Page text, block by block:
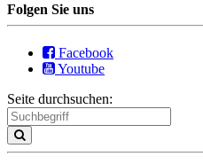
Folgen Sie uns
Facebook
Youtube
Seite durchsuchen: